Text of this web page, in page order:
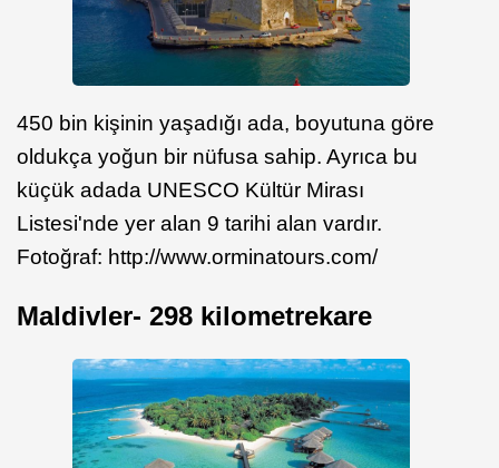
450 bin kişinin yaşadığı ada, boyutuna göre
oldukça yoğun bir nüfusa sahip. Ayrıca bu
küçük adada UNESCO Kültür Mirası
Listesi'nde yer alan 9 tarihi alan vardır.
Fotoğraf: http://www.orminatours.com/
Maldivler- 298 kilometrekare